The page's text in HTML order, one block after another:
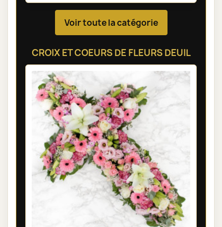
Voir toute la catégorie
CROIX ET COEURS DE FLEURS DEUIL